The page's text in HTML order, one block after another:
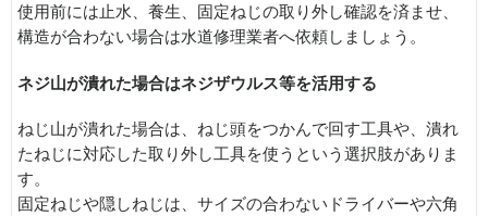
使用前には止水、養生、固定ねじの取り外し確認を済ませ、
構造が合わない場合は水道修理業者へ依頼しましょう。
ネジ山が潰れた場合はネジザウルス等を活用する
ねじ山が潰れた場合は、ねじ頭をつかんで回す工具や、潰れ
たねじに対応した取り外し工具を使うという選択肢がありま
す。
固定ねじや隠しねじは、サイズの合わないドライバーや六角